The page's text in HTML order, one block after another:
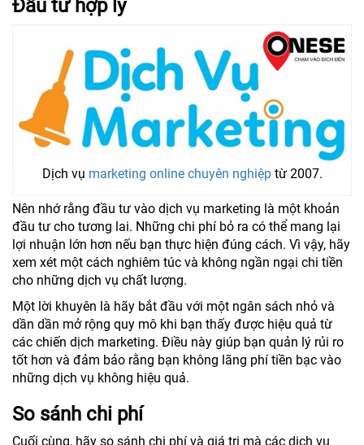
Đầu tư hợp lý
Dịch vụ marketing online chuyên nghiệptừ 2007.
Nên nhớ rằng đầu tư vào dịch vụ marketing là một khoản
đầu tư cho tương lai. Những chi phí bỏ ra có thể mang lại
lợi nhuận lớn hơn nếu bạn thực hiện đúng cách. Vì vậy, hãy
xem xét một cách nghiêm túc và không ngần ngại chi tiền
cho những dịch vụ chất lượng.
Một lời khuyên là hãy bắt đầu với một ngân sách nhỏ và
dần dần mở rộng quy mô khi bạn thấy được hiệu quả từ
các chiến dịch marketing. Điều này giúp bạn quản lý rủi ro
tốt hơn và đảm bảo rằng bạn không lãng phí tiền bạc vào
những dịch vụ không hiệu quả.
So sánh chi phí
Cuối cùng, hãy so sánh chi phí và giá trị mà các dịch vụ